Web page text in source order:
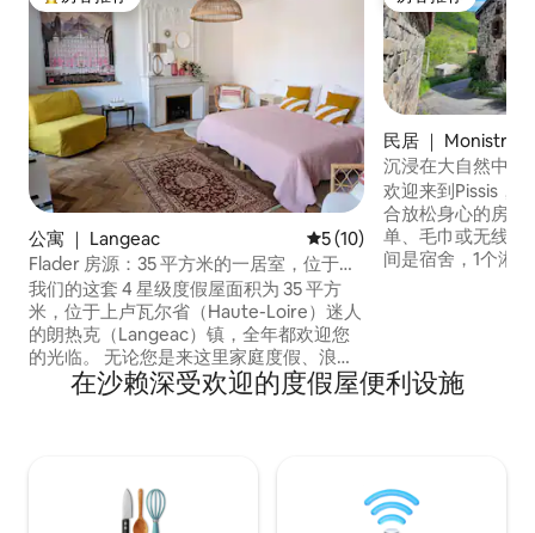
热门「房客推荐」
公寓 ｜ Langeac 平均评分 5 分（满分 5 分）
5 (10)
Flader 房源：35 平方米的一居室，位于历
史中心区
我们的这套 4 星级度假屋面积为 35 平方
米，位于上卢瓦尔省（Haute-Loire）迷人
的朗热克（Langeac）镇，全年都欢迎您
的光临。 无论您是来这里家庭度假、浪漫
出行还是商务差旅，这里都能为您提供所
需的一切舒适体验。 房源地理位置优越，
沉浸在一个自然资源丰富、历史底蕴深厚
的地区，非常适合徒步爱好者、水上运动
房客推荐
民居 ｜ Monistrol-
沉浸在大自然中的
欢迎来到Pissis，
合放松身心的房子
单、毛巾或无线网
间是宿舍，1个淋
雅克小径、马格里
镇。 我们期待您
在沙赖深受欢迎的度假屋便利设施